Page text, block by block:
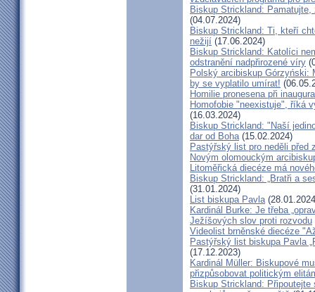
Biskup Strickland:
(04.07.2024)
Biskup Strickland: Ti, kteří
nežijí (17.06.2024)
Biskup Strickland: Katolíci
odstranění nadpřirozené víry
Polský arcibiskup Górzyński:
by se vyplatilo umírat!
Homilie pronesena při
Homofobie "neexistuje", říká
(16.03.2024)
Biskup Strickland: "Naší
dar od Boha(15.02.2024)
Pastýřský list pro neděli před
Novým olomouckým
Litoměřická diecéze má
Biskup Strickland: „Bratři a
(31.01.2024)
List biskupa Pavla
Kardinál Burke: Je třeba
Ježíšových slov proti rozvodu
Videolist brněnské diecéze
Pastýřský list biskupa Pavla
(17.12.2023)
Kardinál Müller: Biskupové
přizpůsobovat politickým
Biskup Strickland: